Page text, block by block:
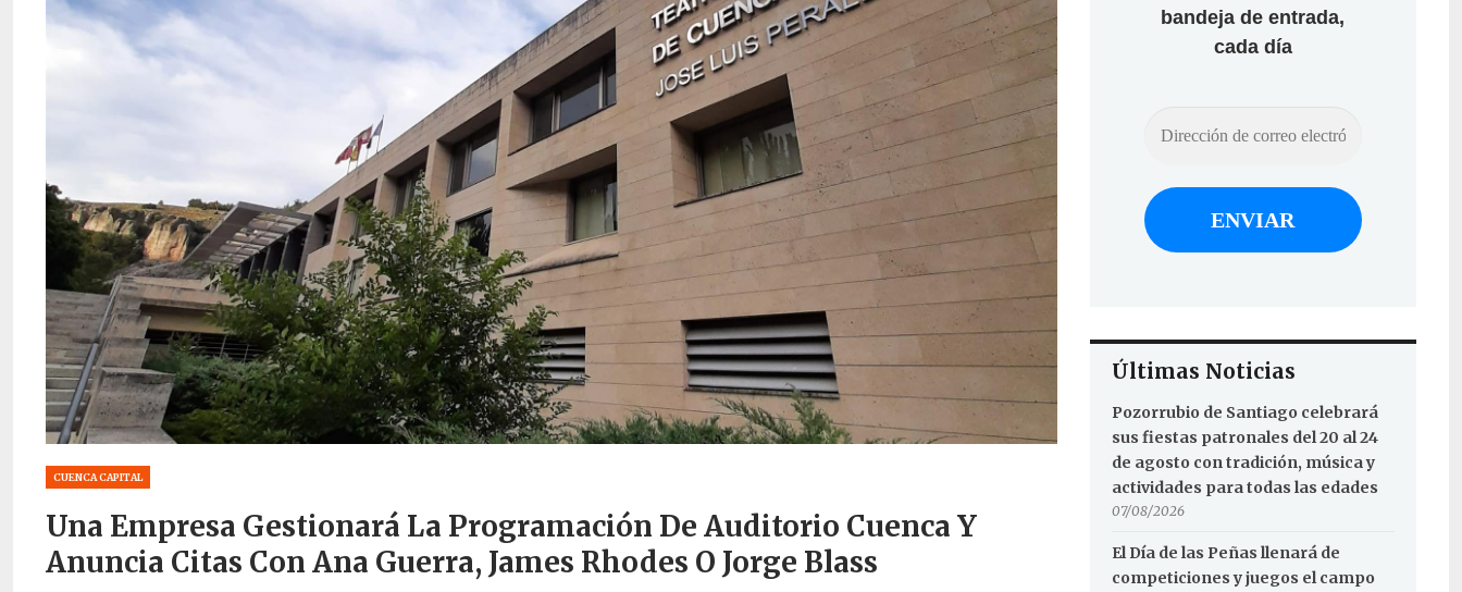
CUENCA CAPITAL
Una Empresa Gestionará La Programación De Auditorio Cuenca Y
Anuncia Citas Con Ana Guerra, James Rhodes O Jorge Blass
bandeja de entrada,
cada día
Últimas Noticias
Pozorrubio de Santiago celebrará
sus fiestas patronales del 20 al 24
de agosto con tradición, música y
actividades para todas las edades
07/08/2026
El Día de las Peñas llenará de
competiciones y juegos el campo